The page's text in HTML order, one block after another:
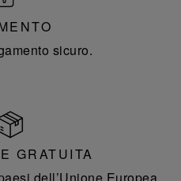
sicuro.
GRATUITA